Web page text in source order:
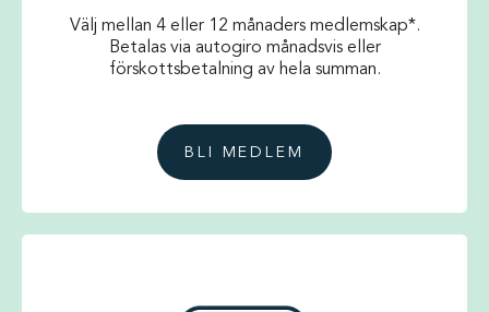
Välj mellan 4 eller 12 månaders medlemskap*.
Betalas via autogiro månadsvis eller
förskottsbetalning av hela summan.
BLI MEDLEM